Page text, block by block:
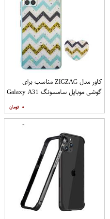
کاور مدل ZIGZAG مناسب برای
گوشی موبایل سامسونگ Galaxy A31
۰